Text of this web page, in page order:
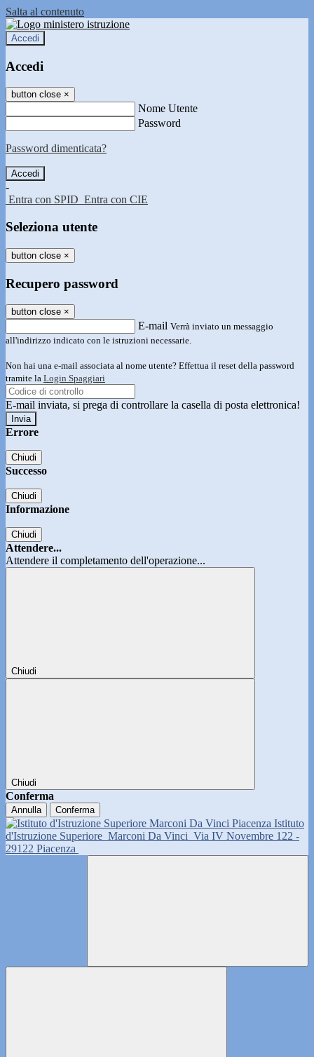
Salta al contenuto
Accedi
Accedi
button close ×
Nome Utente
Password
Password dimenticata?
-
Entra con SPID Entra con CIE
Seleziona utente
button close ×
Recupero password
button close ×
E-mail Verrà inviato un messaggio
all'indirizzo indicato con le istruzioni necessarie.
Non hai una e-mail associata al nome utente? Effettua il reset della password
tramite la Login Spaggiari
E-mail inviata, si prega di controllare la casella di posta elettronica!
Errore
Chiudi
Successo
Chiudi
Informazione
Chiudi
Attendere...
Attendere il completamento dell'operazione...
Chiudi
Chiudi
Conferma
Annulla Conferma
Istituto
d'Istruzione Superiore Marconi Da Vinci Via IV Novembre 122 -
29122 Piacenza